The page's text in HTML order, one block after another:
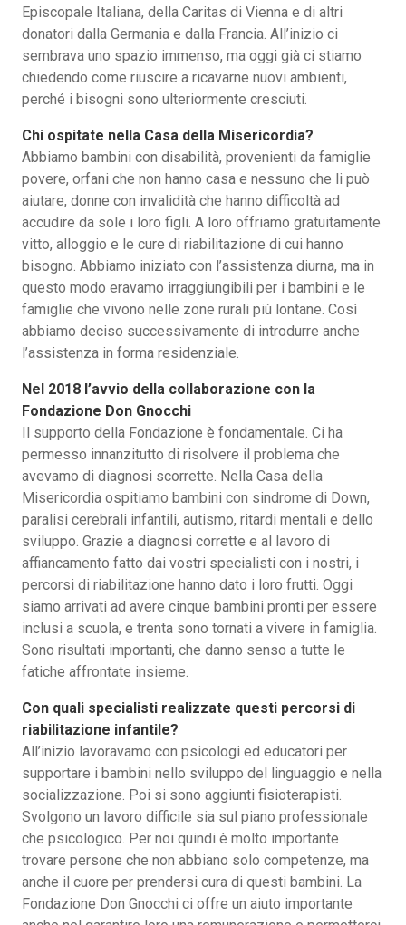
Episcopale Italiana, della Caritas di Vienna e di altri
donatori dalla Germania e dalla Francia. All’inizio ci
sembrava uno spazio immenso, ma oggi già ci stiamo
chiedendo come riuscire a ricavarne nuovi ambienti,
perché i bisogni sono ulteriormente cresciuti.
Chi ospitate nella Casa della Misericordia?
Abbiamo bambini con disabilità, provenienti da famiglie
povere, orfani che non hanno casa e nessuno che li può
aiutare, donne con invalidità che hanno difficoltà ad
accudire da sole i loro figli. A loro offriamo gratuitamente
vitto, alloggio e le cure di riabilitazione di cui hanno
bisogno. Abbiamo iniziato con l’assistenza diurna, ma in
questo modo eravamo irraggiungibili per i bambini e le
famiglie che vivono nelle zone rurali più lontane. Così
abbiamo deciso successivamente di introdurre anche
l’assistenza in forma residenziale.
Nel 2018 l’avvio della collaborazione con la
Fondazione Don Gnocchi
Il supporto della Fondazione è fondamentale. Ci ha
permesso innanzitutto di risolvere il problema che
avevamo di diagnosi scorrette. Nella Casa della
Misericordia ospitiamo bambini con sindrome di Down,
paralisi cerebrali infantili, autismo, ritardi mentali e dello
sviluppo. Grazie a diagnosi corrette e al lavoro di
affiancamento fatto dai vostri specialisti con i nostri, i
percorsi di riabilitazione hanno dato i loro frutti. Oggi
siamo arrivati ad avere cinque bambini pronti per essere
inclusi a scuola, e trenta sono tornati a vivere in famiglia.
Sono risultati importanti, che danno senso a tutte le
fatiche affrontate insieme.
Con quali specialisti realizzate questi percorsi di
riabilitazione infantile?
All’inizio lavoravamo con psicologi ed educatori per
supportare i bambini nello sviluppo del linguaggio e nella
socializzazione. Poi si sono aggiunti fisioterapisti.
Svolgono un lavoro difficile sia sul piano professionale
che psicologico. Per noi quindi è molto importante
trovare persone che non abbiano solo competenze, ma
anche il cuore per prendersi cura di questi bambini. La
Fondazione Don Gnocchi ci offre un aiuto importante